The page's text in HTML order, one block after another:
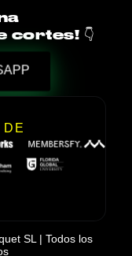
cortes! 👇
SL | Todos los